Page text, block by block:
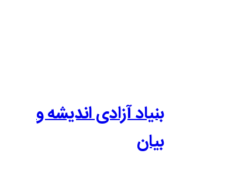
بنیاد آزادی اندیشه و
بیان